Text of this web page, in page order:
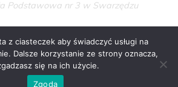
Podstawowa nr 3 w Swarzędzu
przezBravada& WordPress .
z ciasteczek aby świadczyć usługi na
Dalsze korzystanie ze strony oznacza,
się na ich użycie.
Zgoda